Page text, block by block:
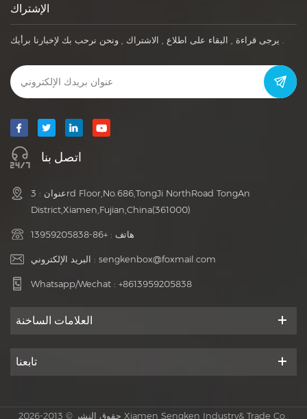
الإشتراك
اتصل بنا
عنوان : 3rd Floor,No.686,TongJi NorthRoad TongAn
District,Xiamen,Fujian,China(361000)
هاتف : +86-13959205838
البريد الإلكتروني : sengkenbox@foxmail.com
Whatsapp/Wechat : +8613959205838
العلامات الساخنة
تابعنا
حقوق النشر © 2013-2026 Xiamen Sengken Industry& Trade Co.,